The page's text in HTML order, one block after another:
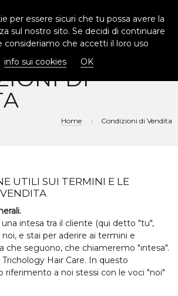
DI
Home Condizioni di Vendita
UTILI SUI TERMINI E LE
intesa tra il cliente (qui detto "tu",
e stai per aderire ai termini e
che seguono, che chiameremo "intesa".
Hair Care. In questo
riferimento a noi stessi con le voci "noi"
per essere sicuri che tu possa avere la
sul nostro sito. Se decidi di continuare
consideriamo che accetti il loro uso
info sui cookies
OK